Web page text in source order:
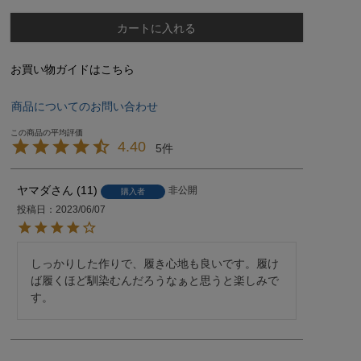
カートに入れる
お買い物ガイドはこちら
商品についてのお問い合わせ
4.40 5
ヤマダ 11 購入者
非公開
投稿日
2023/06/07
しっかりした作りで、履き心地も良いです。履け
ば履くほど馴染むんだろうなぁと思うと楽しみで
す。